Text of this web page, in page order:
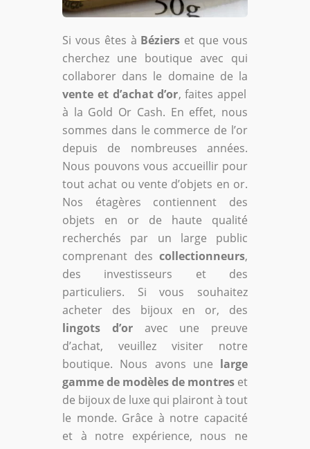
Si vous êtes à Béziers et que vous
cherchez une boutique avec qui
collaborer dans le domaine de la
vente et d’achat d’or, faites appel
à la Gold Or Cash. En effet, nous
sommes dans le commerce de l’or
depuis de nombreuses années.
Nous pouvons vous accueillir pour
tout achat ou vente d’objets en or.
Nos étagères contiennent des
objets en or de haute qualité
recherchés par un large public
comprenant des collectionneurs,
des investisseurs et des
particuliers. Si vous souhaitez
acheter des bijoux en or, des
lingots d’oravec une preuve
d’achat, veuillez visiter notre
boutique. Nous avons une large
gamme de modèles de montres et
de bijoux de luxe qui plairont à tout
le monde. Grâce à notre capacité
et à notre expérience, nous ne